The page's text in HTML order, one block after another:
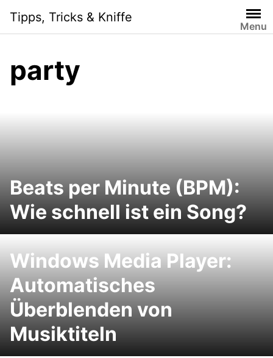
i
Tipps, Tricks & Kniffe
Menu
party
Beats per Minute (BPM):
Wie schnell ist ein Song?
Windows Media Player:
Automatisches
Überblenden von
Musiktiteln